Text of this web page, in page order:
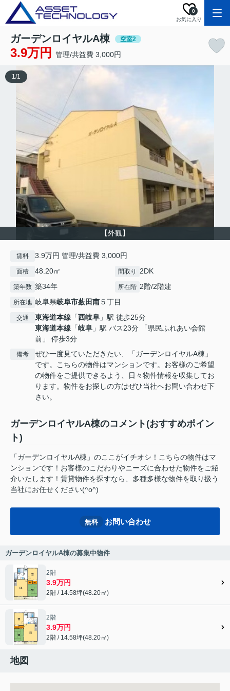
お気に入り
0
ガーデンロイヤルA棟 空室2
3.9万円 管理/共益費 3,000円
【外観】
1/1
賃料 3.9万円 管理/共益費 3,000円
面積 48.20㎡ 間取り 2DK
築年数 築34年 所在階 2階/2階建
所在地 岐阜県岐阜市薮田南５丁目
交通 東海道本線 「西岐阜 」駅 徒歩25分
東海道本線 「岐阜 」駅 バス23分 「県民ふれあい会館
前」 停歩3分
備考
ぜひ一度見ていただきたい、「ガーデンロイヤルA棟」
です。こちらの物件はマンションです。お客様のご希望
の物件をご提供できるよう、日々物件情報を収集してお
ります。物件をお探しの方はぜひ当社へお問い合わせ下
さい。
ガーデンロイヤルA棟のコメント(おすすめポイン
ト)
「ガーデンロイヤルA棟」のここがイチオシ！こちらの物件はマ
ンションです！お客様のこだわりやニーズに合わせた物件をご紹
介いたします！賃貸物件を探すなら、多種多様な物件を取り扱う
当社にお任せください(^o^)
無料 お問い合わせ
ガーデンロイヤルA棟の募集中物件
2階
3.9万円
2階 / 14.58坪(48.20㎡)
2階
3.9万円
2階 / 14.58坪(48.20㎡)
地図